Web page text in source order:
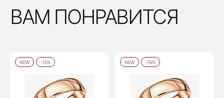
ВАМ ПОНРАВИТСЯ
NEW -15% NEW -15%